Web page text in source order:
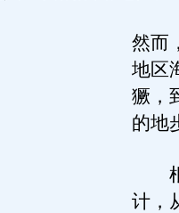
然而
地区
獗，
的地
根
计，